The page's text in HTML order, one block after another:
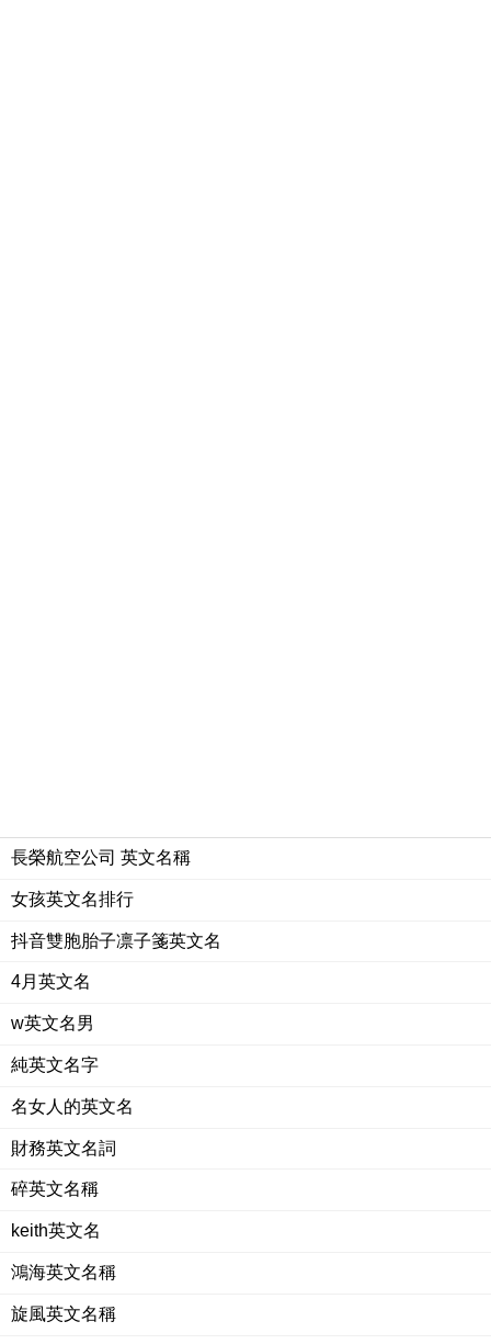
長榮航空公司 英文名稱
女孩英文名排行
抖音雙胞胎子凛子箋英文名
4月英文名
w英文名男
純英文名字
名女人的英文名
財務英文名詞
碎英文名稱
keith英文名
鴻海英文名稱
旋風英文名稱